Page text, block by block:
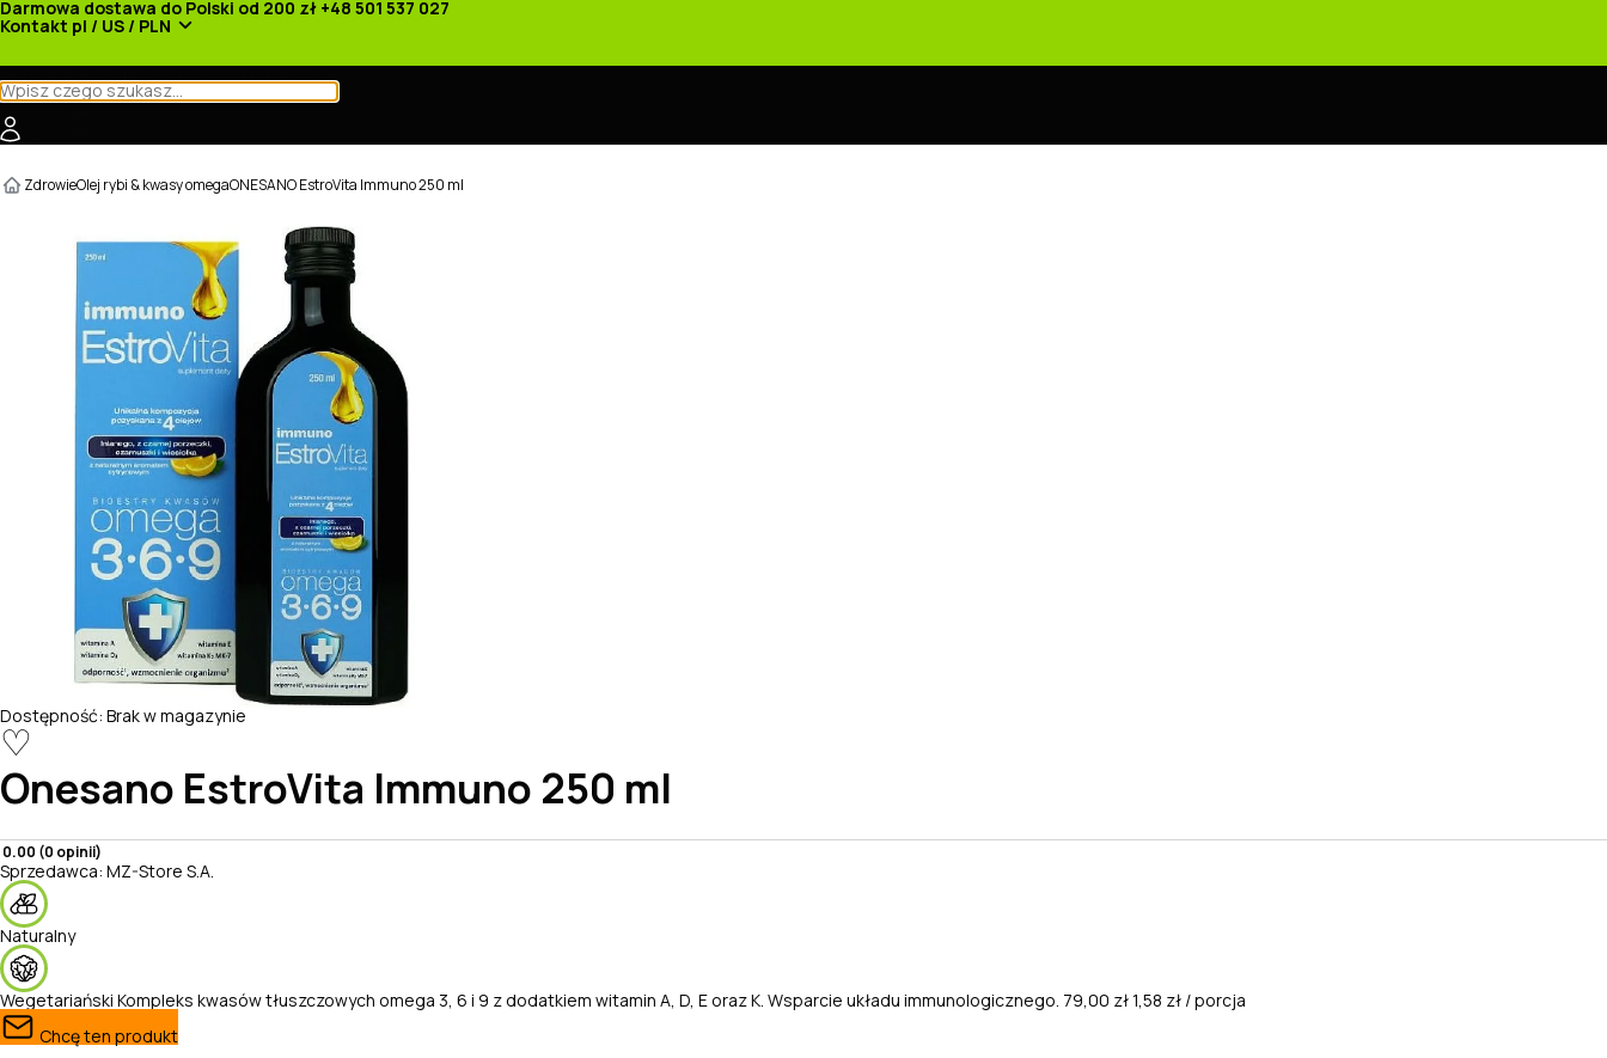
Darmowa dostawa do Polski od 200 zł +48 501 537 027
Kontakt pl / US / PLN
ZdrowieOlej rybi & kwasy omegaONESANO EstroVita Immuno 250 ml
Dostępność: Brak w magazynie
♡
Onesano EstroVita Immuno 250 ml
0.00 (0 opinii)
Sprzedawca: MZ-Store S.A.
Naturalny
Wegetariański Kompleks kwasów tłuszczowych omega 3, 6 i 9 z dodatkiem witamin A, D, E oraz K. Wsparcie układu immunologicznego. 79,00 zł 1,58 zł / porcja
Chcę ten produkt